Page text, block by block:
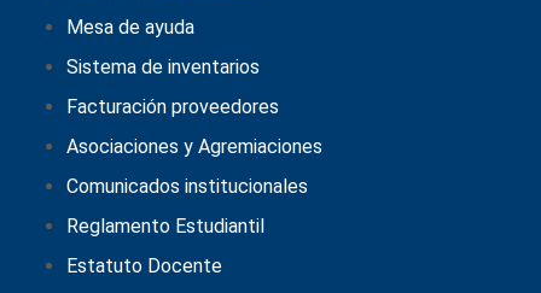
Mesa de ayuda
Sistema de inventarios
Facturación proveedores
Asociaciones y Agremiaciones
Comunicados institucionales
Reglamento Estudiantil
Estatuto Docente